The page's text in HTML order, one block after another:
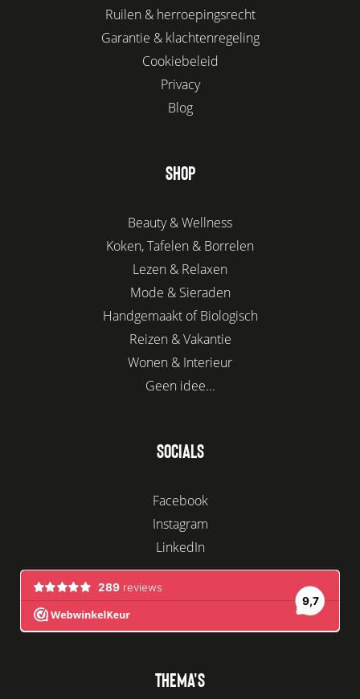
Ruilen & herroepingsrecht
Garantie & klachtenregeling
Cookiebeleid
Privacy
Blog
SHOP
Beauty & Wellness
Koken, Tafelen & Borrelen
Lezen & Relaxen
Mode & Sieraden
Handgemaakt of Biologisch
Reizen & Vakantie
Wonen & Interieur
Geen idee...
SOCIALS
Facebook
Instagram
LinkedIn
THEMA'S